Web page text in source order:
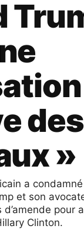
des
»
a condamné
et son
d’amende pour
Clinton.